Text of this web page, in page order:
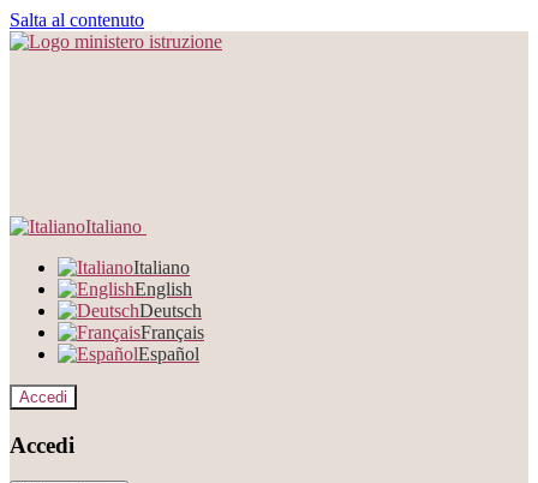
Salta al contenuto
Italiano
Italiano
English
Deutsch
Français
Español
Accedi
Accedi